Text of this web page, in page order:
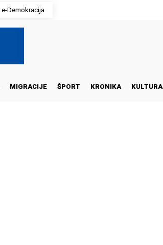
e-Demokracija
MIGRACIJE ŠPORT KRONIKA KULTURA